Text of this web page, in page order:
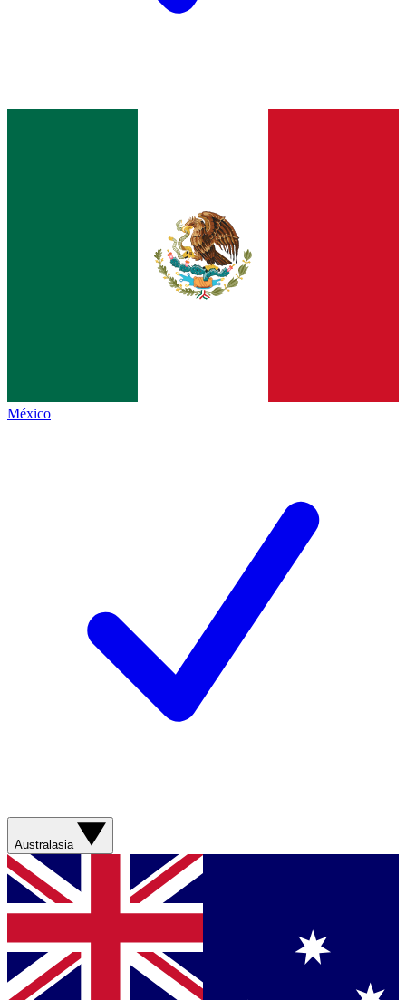
México
Australasia